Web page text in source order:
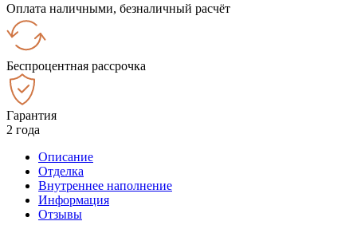
Оплата наличными, безналичный расчёт
Беспроцентная рассрочка
Гарантия
2 года
Описание
Отделка
Внутреннее наполнение
Информация
Отзывы